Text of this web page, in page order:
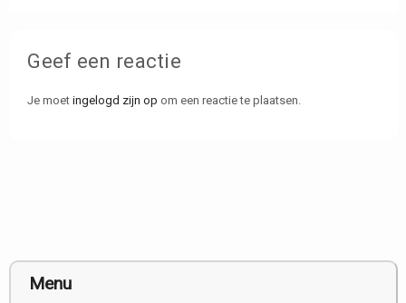
Geef een reactie
Je moetingelogd zijn op om een reactie te plaatsen.
Menu